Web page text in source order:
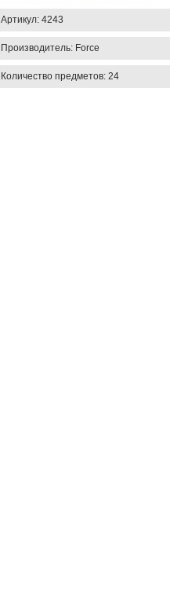
Артикул: 4243
Производитель: Force
Количество предметов: 24